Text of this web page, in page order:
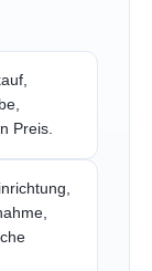
Preis.